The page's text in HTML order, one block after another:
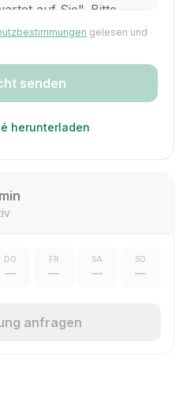
gelesen und
senden
herunterladen
DO
—
FR
—
SA
—
SO
—
anfragen